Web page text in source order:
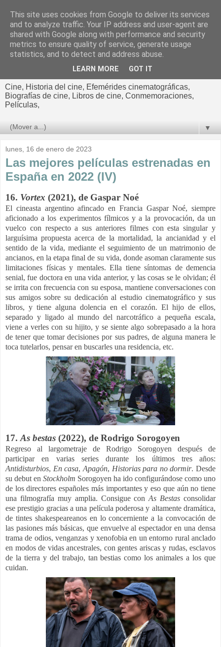
El cultural
cinematográfico de Jorge
Cine, Historia del cine, Efemérides cinematográficas,
Biografías de cine, Libros de cine, Conmemoraciones,
Películas,
▼
lunes, 16 de enero de 2023
Las mejores películas estrenadas en
España en 2022 (IV)
16. Vortex (2021), de Gaspar Noé
El cineasta argentino afincado en Francia Gaspar Noé, siempre
aficionado a los experimentos fílmicos y a la provocación, da un
vuelco con respecto a sus anteriores filmes con esta singular y
larguísima propuesta acerca de la mortalidad, la ancianidad y el
sentido de la vida, mediante el seguimiento de un matrimonio de
ancianos, en la etapa final de su vida, donde asoman claramente sus
limitaciones físicas y mentales. Ella tiene síntomas de demencia
senial, fue doctora en una vida anterior, y las cosas se le olvidan; él
se irrita con frecuencia con su esposa, mantiene conversaciones con
sus amigos sobre su dedicación al estudio cinematográfico y sus
libros, y tiene alguna dolencia en el corazón. El hijo de ellos,
separado y ligado al mundo del narcotráfico a pequeña escala,
viene a verles con su hijito, y se siente algo sobrepasado a la hora
de tener que tomar decisiones por sus padres, de alguna manera le
toca tutelarlos, pensar en buscarles una residencia, etc.
17. As bestas (2022), de Rodrigo Sorogoyen
Regreso al largometraje de Rodrigo Sorogoyen después de
participar en varias series durante los últimos tres años:
Antidisturbios, En casa, Apagón, Historias para no dormir. Desde
su debut en Stockholm Sorogoyen ha ido configurándose como uno
de los directores españoles más importantes y eso que aún no tiene
una filmografía muy amplia. Consigue conAs Bestas consolidar
ese prestigio gracias a una película poderosa y altamente dramática,
de tintes shakespeareanos en lo concerniente a la convocación de
las pasiones más básicas, que envuelve al espectador en una densa
trama de odios, venganzas y xenofobia en un entorno rural anclado
en modos de vidas ancestrales, con gentes ariscas y rudas, esclavos
de la tierra y del trabajo, tan bestias como los animales a los que
cuidan.
This site uses cookies from Google to deliver its services
and to analyze traffic. Your IP address and user-agent are
shared with Google along with performance and security
metrics to ensure quality of service, generate usage
statistics, and to detect and address abuse.
LEARN MORE GOT IT